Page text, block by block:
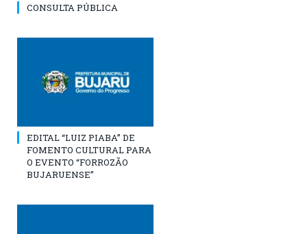
CONSULTA PÚBLICA
EDITAL “LUIZ PIABA” DE
FOMENTO CULTURAL PARA
O EVENTO “FORROZÃO
BUJARUENSE”